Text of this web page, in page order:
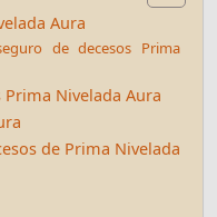
Aura
de decesos Prima
Nivelada Aura
de Prima Nivelada